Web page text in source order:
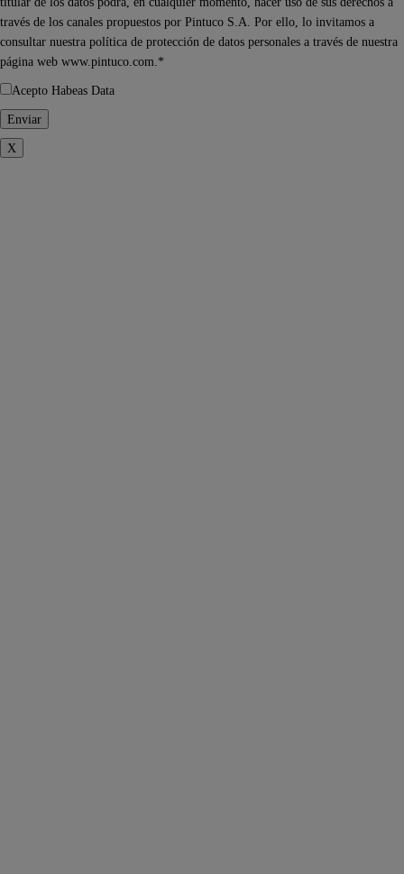
través de los canales propuestos por Pintuco S.A. Por ello, lo invitamos a
consultar nuestra política de protección de datos personales a través de nuestra
página web www.pintuco.com.*
Acepto Habeas Data
X